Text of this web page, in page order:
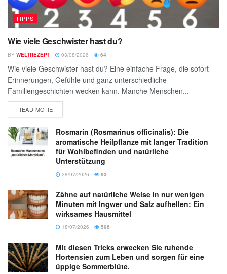
TIPPS
Wie viele Geschwister hast du?
BY WELTREZEPT 03/08/2026 64
Wie viele Geschwister hast du? Eine einfache Frage, die sofort
Erinnerungen, Gefühle und ganz unterschiedliche
Familiengeschichten wecken kann. Manche Menschen...
READ MORE
Rosmarin (Rosmarinus officinalis): Die
aromatische Heilpflanze mit langer Tradition
für Wohlbefinden und natürliche
Unterstützung
28/07/2026 93
Zähne auf natürliche Weise in nur wenigen
Minuten mit Ingwer und Salz aufhellen: Ein
wirksames Hausmittel
18/07/2026 596
Mit diesen Tricks erwecken Sie ruhende
Hortensien zum Leben und sorgen für eine
üppige Sommerblüte.